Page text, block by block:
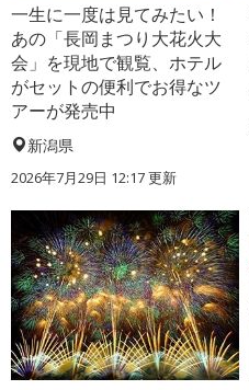
一生に一度は見てみたい！
あの「長岡まつり大花火大
会」を現地で観覧、ホテル
がセットの便利でお得なツ
アーが発売中
新潟県
2026年7月29日 12:17 更新